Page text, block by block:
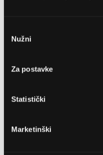
pristanka
Nužni
Za postavke
Statistički
Marketinški
DIOPTRIJSKE